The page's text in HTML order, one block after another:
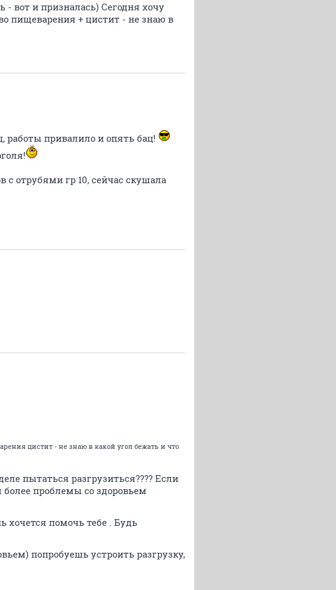
вот и призналась) Сегодня хочу
пищеварения + цистит - не знаю в
работы привалило и опять бац!
с отрубями гр 10, сейчас скушала
цистит - не знаю в какой угол бежать и что
пытаться разгрузиться???? Если
более проблемы со здоровьем
хочется помочь тебе . Будь
попробуешь устроить разгрузку,